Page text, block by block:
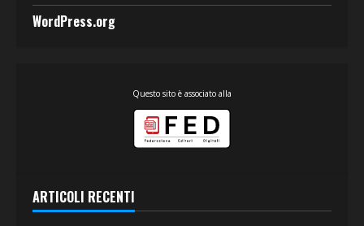
WordPress.org
Questo sito è associato alla
ARTICOLI RECENTI